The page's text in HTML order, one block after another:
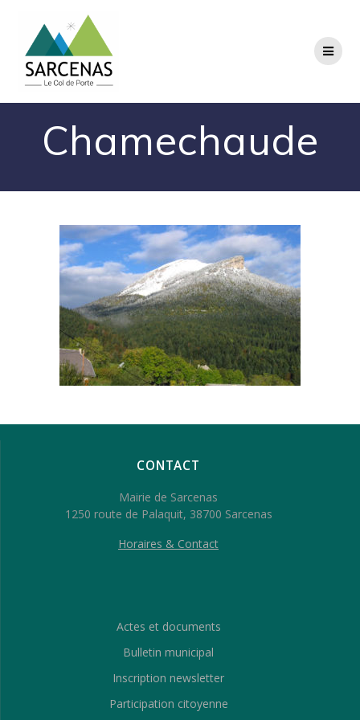
Chamechaude
CONTACT
Mairie de Sarcenas
1250 route de Palaquit, 38700 Sarcenas
Horaires & Contact
Actes et documents
Bulletin municipal
Inscription newsletter
Participation citoyenne